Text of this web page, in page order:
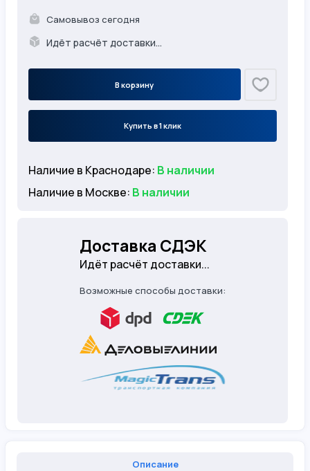
Самовывоз сегодня
Идёт расчёт доставки...
В корзину
Купить в 1 клик
Наличие в Краснодаре: В наличии
Наличие в Москве: В наличии
Доставка СДЭК
Идёт расчёт доставки...
Возможные способы доставки:
Описание